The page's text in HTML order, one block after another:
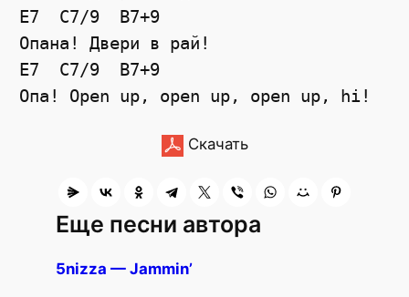
E7  C7/9  B7+9
Опана! Двери в рай!
E7  C7/9  B7+9
Скачать
Еще песни автора
5nizza — Jammin’